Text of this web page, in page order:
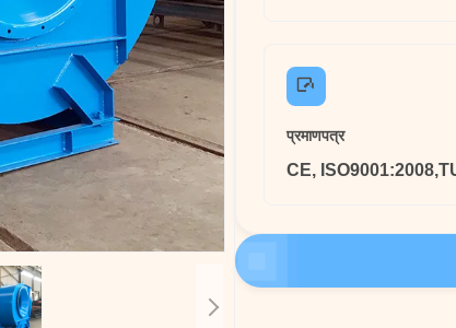
प्रमाणपत्र
CE,